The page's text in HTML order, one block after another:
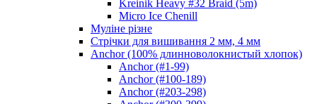
Kreinik Heavy #32 Braid (5m)
Micro Ice Chenill
Муліне різне
Стрічки для вишивання 2 мм, 4 мм
Anchor (100% длинноволокнистый хлопок)
Anchor (#1-99)
Anchor (#100-189)
Anchor (#203-298)